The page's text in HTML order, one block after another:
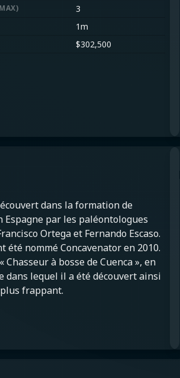
MAX) 3
1m
$302,500
dans la formation de
Espagne par les paléontologues
Ortega et Fernando Escaso.
été nommé Concavenator en 2010.
Chasseur à bosse de Cuenca », en
dans lequel il a été découvert ainsi
frappant.